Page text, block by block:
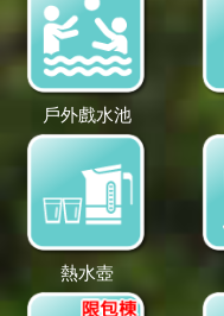
戶外戲水池
熱水壺